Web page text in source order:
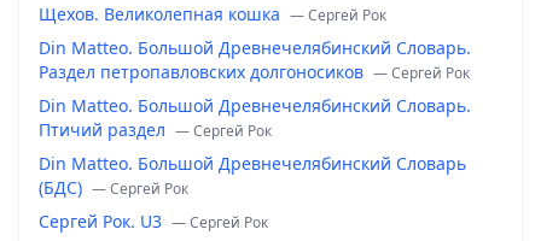
Щехов. Великолепная кошка — Сергей Рок
Din Matteo. Большой Древнечелябинский Словарь.
Раздел петропавловских долгоносиков — Сергей Рок
Din Matteo. Большой Древнечелябинский Словарь.
Птичий раздел — Сергей Рок
Din Matteo. Большой Древнечелябинский Словарь
(БДС) — Сергей Рок
Сергей Рок. U3 — Сергей Рок